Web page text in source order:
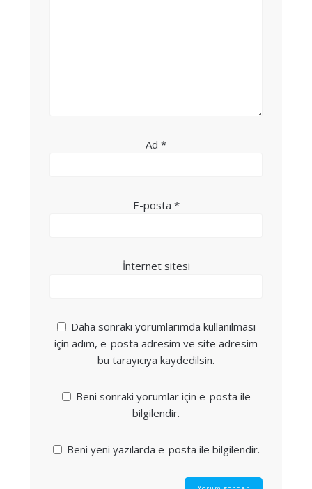
Ad *
E-posta *
İnternet sitesi
Daha sonraki yorumlarımda kullanılması
için adım, e-posta adresim ve site adresim
bu tarayıcıya kaydedilsin.
Beni sonraki yorumlar için e-posta ile
bilgilendir.
Beni yeni yazılarda e-posta ile bilgilendir.